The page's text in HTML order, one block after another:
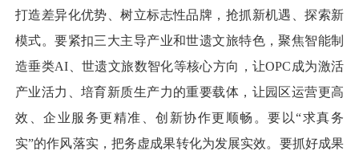
打造差异化优势、树立标志性品牌，抢抓新机遇、探索新
模式。要紧扣三大主导产业和世遗文旅特色，聚焦智能制
造垂类AI、世遗文旅数智化等核心方向，让OPC成为激活
产业活力、培育新质生产力的重要载体，让园区运营更高
效、企业服务更精准、创新协作更顺畅。要以“求真务
实”的作风落实，把务虚成果转化为发展实效。要抓好成果